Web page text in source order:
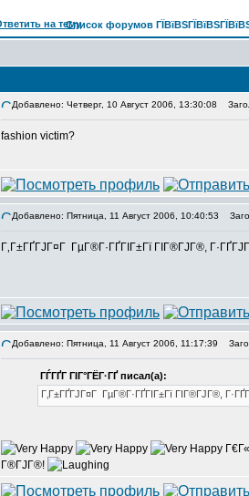
Список форумов
Добавлено: Четверг, 10 Август 2006, 13:30:08
fashion victim?
Добавлено: Пятница, 11 Август 2006, 10:40:53
Г‚Г±ГҐГЈГ¤Г ГµГ®Г·ГҐГІГ±Гї ГІГ®ГЈГ®,
Добавлено: Пятница, 11 Август 2006, 11:17:39
ГЃГҐГ ГІГ°ГЁГ·ГҐ писал(а):
Г‚Г±ГҐГЈГ¤Г ГµГ®Г·ГҐГІГ±Гї ГІГ®ГЈГ®,
Г®ГЈГ®!